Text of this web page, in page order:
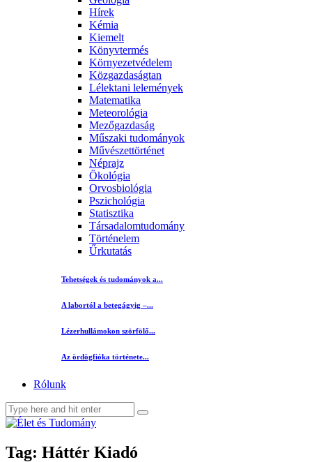
Hírek
Kémia
Kiemelt
Könyvtermés
Környezetvédelem
Közgazdaságtan
Lélektani lelemények
Matematika
Meteorológia
Mezőgazdaság
Műszaki tudományok
Művészettörténet
Néprajz
Ökológia
Orvosbiológia
Pszichológia
Statisztika
Társadalomtudomány
Történelem
Űrkutatás
Tehetségek és tudományok a...
A labortól a betegágyig –...
Lézerhullámokon szörfölő...
Az ördögfióka története...
Rólunk
Tag: Háttér Kiadó